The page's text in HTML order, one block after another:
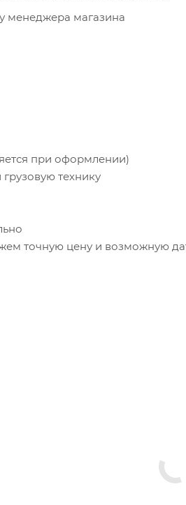
менеджера магазина
при оформлении)
технику
точную цену и возможную